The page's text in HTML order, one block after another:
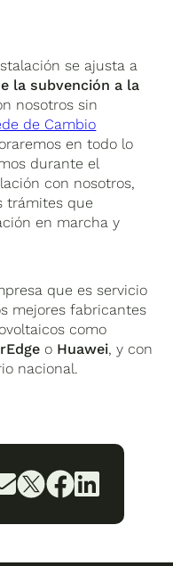
se ajusta a
la subvención a la
nosotros sin
de Cambio
en todo lo
durante el
con nosotros,
trámites que
en marcha y
que es servicio
mejores fabricantes
como
o Huawei, y con
nacional.